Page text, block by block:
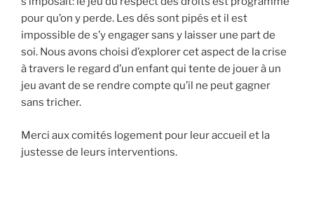
pour qu’on y perde. Les dés sont pipés et il est
impossible de s’y engager sans y laisser une part de
soi. Nous avons choisi d’explorer cet aspect de la crise
à travers le regard d’un enfant qui tente de jouer à un
jeu avant de se rendre compte qu’il ne peut gagner
sans tricher.
Merci aux comités logement pour leur accueil et la
justesse de leurs interventions.